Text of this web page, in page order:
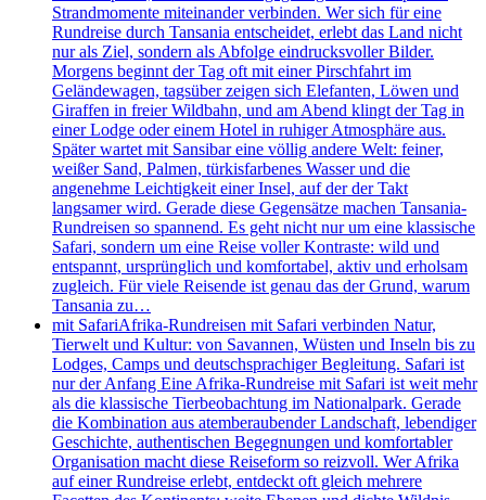
Strandmomente miteinander verbinden. Wer sich für eine
Rundreise durch Tansania entscheidet, erlebt das Land nicht
nur als Ziel, sondern als Abfolge eindrucksvoller Bilder.
Morgens beginnt der Tag oft mit einer Pirschfahrt im
Geländewagen, tagsüber zeigen sich Elefanten, Löwen und
Giraffen in freier Wildbahn, und am Abend klingt der Tag in
einer Lodge oder einem Hotel in ruhiger Atmosphäre aus.
Später wartet mit Sansibar eine völlig andere Welt: feiner,
weißer Sand, Palmen, türkisfarbenes Wasser und die
angenehme Leichtigkeit einer Insel, auf der der Takt
langsamer wird. Gerade diese Gegensätze machen Tansania-
Rundreisen so spannend. Es geht nicht nur um eine klassische
Safari, sondern um eine Reise voller Kontraste: wild und
entspannt, ursprünglich und komfortabel, aktiv und erholsam
zugleich. Für viele Reisende ist genau das der Grund, warum
Tansania zu…
mit SafariAfrika-Rundreisen mit Safari verbinden Natur,
Tierwelt und Kultur: von Savannen, Wüsten und Inseln bis zu
Lodges, Camps und deutschsprachiger Begleitung. Safari ist
nur der Anfang Eine Afrika-Rundreise mit Safari ist weit mehr
als die klassische Tierbeobachtung im Nationalpark. Gerade
die Kombination aus atemberaubender Landschaft, lebendiger
Geschichte, authentischen Begegnungen und komfortabler
Organisation macht diese Reiseform so reizvoll. Wer Afrika
auf einer Rundreise erlebt, entdeckt oft gleich mehrere